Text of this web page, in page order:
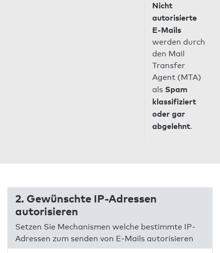
Nicht
autorisierte
E-Mails
werden durch
den Mail
Transfer
Agent (MTA)
als Spam
klassifiziert
oder gar
abgelehnt.
2. Gewünschte IP-Adressen
autorisieren
Setzen Sie Mechanismen welche bestimmte IP-
Adressen zum senden von E-Mails autorisieren